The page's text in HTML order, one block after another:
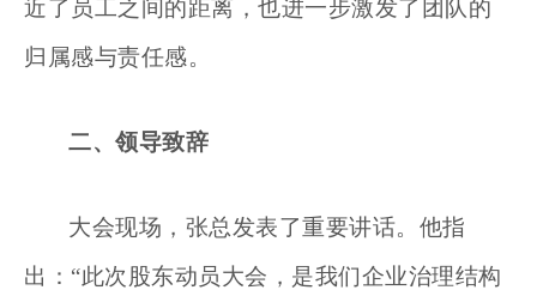
近了员工之间的距离，也进一步激发了团队的
归属感与责任感。
二、领导致辞
大会现场，张总发表了重要讲话。他指
出： “此次股东动员大会，是我们企业治理结构